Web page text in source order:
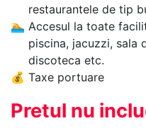
restaurantele de tip
🏊‍ Accesul la toate
piscina, jacuzzi, sala
discoteca etc.
💰 Taxe portuare
Pretul nu